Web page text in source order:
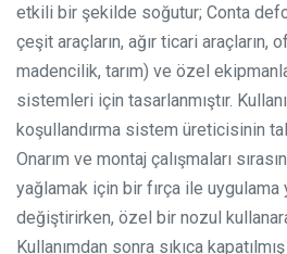
etkili bir şekilde soğutur; Conta
çeşit araçların, ağır ticari araçların,
madencilik, tarım) ve özel
sistemleri için tasarlanmıştır.
koşullandırma sistem üreticisinin
Onarım ve montaj çalışmaları
yağlamak için bir fırça ile uygulama
değiştirirken, özel bir nozul
Kullanımdan sonra sıkıca